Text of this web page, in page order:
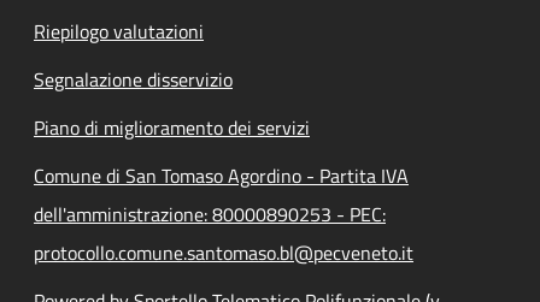
Riepilogo valutazioni
Segnalazione disservizio
Piano di miglioramento dei servizi
Comune di San Tomaso Agordino - Partita IVA
dell'amministrazione: 80000890253 - PEC:
protocollo.comune.santomaso.bl@pecveneto.it